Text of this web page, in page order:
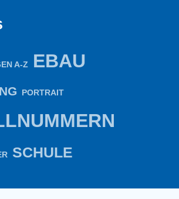
A-Z EBAU
PORTRAIT
SCHULE